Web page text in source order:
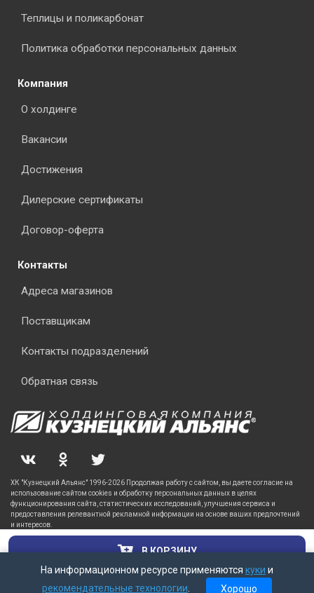
В КОРЗИНУ
На информационном ресурсе применяются куки и
рекомендательные технологии. Хорошо
Теплицы и поликарбонат
Политика обработки персональных данных
Компания
О холдинге
Вакансии
Достижения
Дилерские сертификаты
Договор-оферта
Контакты
Адреса магазинов
Поставщикам
Контакты подразделений
Обратная связь
ХК "Кузнецкий Альянс" 1996-2026 Продолжая работу с сайтом, вы даете согласие на
использование сайтом cookies и обработку персональных данных в целях
функционирования сайта, статистических исследований, улучшения сервиса и
предоставления релевантной рекламной информации на основе ваших предпочтений
и интересов.